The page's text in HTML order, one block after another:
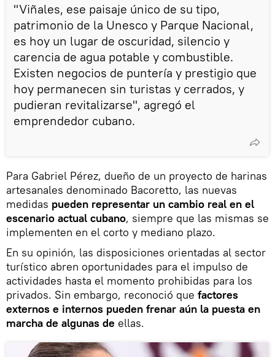
"Viñales, ese paisaje único de su tipo,
patrimonio de la Unesco y Parque Nacional,
es hoy un lugar de oscuridad, silencio y
carencia de agua potable y combustible.
Existen negocios de puntería y prestigio que
hoy permanecen sin turistas y cerrados, y
pudieran revitalizarse", agregó el
emprendedor cubano.
Para Gabriel Pérez, dueño de un proyecto de harinas
artesanales denominado Bacoretto, las nuevas
medidas pueden representar un cambio real en el
escenario actual cubano, siempre que las mismas se
implementen en el corto y mediano plazo.
En su opinión, las disposiciones orientadas al sector
turístico abren oportunidades para el impulso de
actividades hasta el momento prohibidas para los
privados. Sin embargo, reconoció que factores
externos e internos pueden frenar aún la puesta en
marcha de algunas de ellas.